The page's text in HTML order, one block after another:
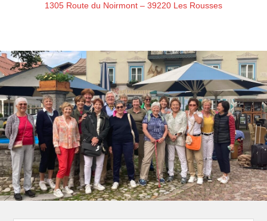
1305 Route du Noirmont – 39220 Les Rousses